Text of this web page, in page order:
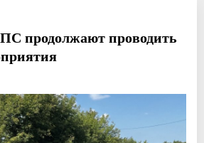
продолжают проводить